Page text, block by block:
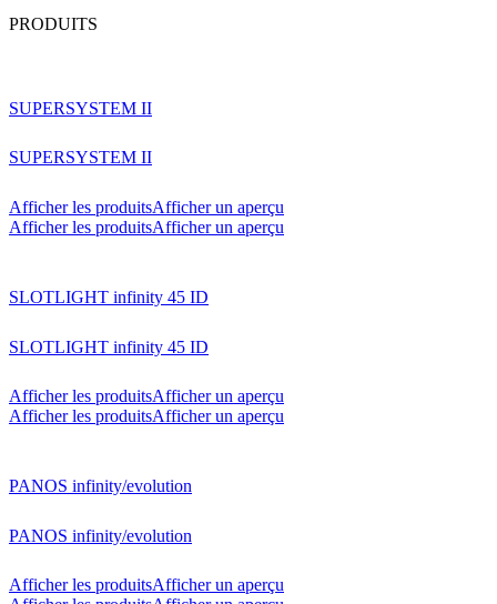
PRODUITS
SUPERSYSTEM II
SUPERSYSTEM II
Afficher les produitsAfficher un aperçu
Afficher les produitsAfficher un aperçu
SLOTLIGHT infinity 45 ID
SLOTLIGHT infinity 45 ID
Afficher les produitsAfficher un aperçu
Afficher les produitsAfficher un aperçu
PANOS infinity/evolution
PANOS infinity/evolution
Afficher les produitsAfficher un aperçu